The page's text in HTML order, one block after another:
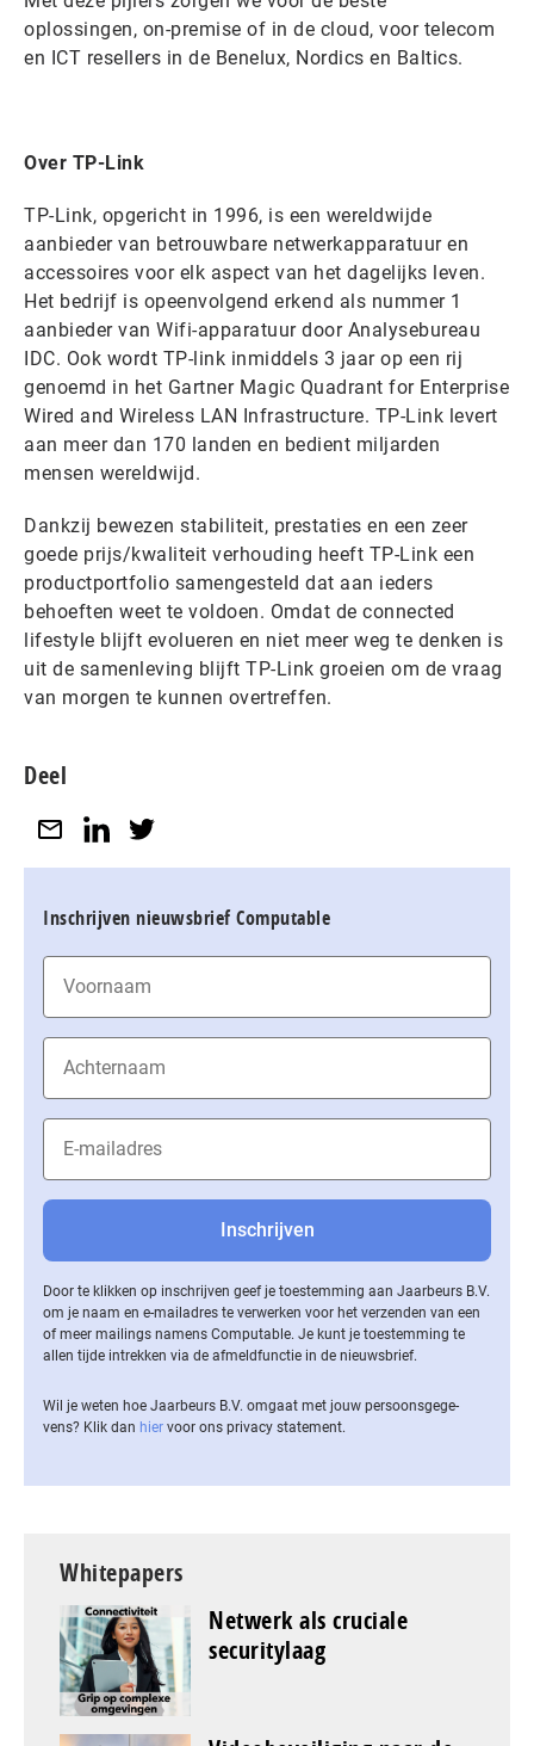
oplossingen, on-premise of in de cloud, voor telecom
en ICT resellers in de Benelux, Nordics en Baltics.
Over TP-Link
TP-Link, opgericht in 1996, is een wereldwijde
aanbieder van betrouwbare netwerkapparatuur en
accessoires voor elk aspect van het dagelijks leven.
Het bedrijf is opeenvolgend erkend als nummer 1
aanbieder van Wifi-apparatuur door Analysebureau
IDC. Ook wordt TP-link inmiddels 3 jaar op een rij
genoemd in het Gartner Magic Quadrant for Enterprise
Wired and Wireless LAN Infrastructure. TP-Link levert
aan meer dan 170 landen en bedient miljarden
mensen wereldwijd.
Dankzij bewezen stabiliteit, prestaties en een zeer
goede prijs/kwaliteit verhouding heeft TP-Link een
productportfolio samengesteld dat aan ieders
behoeften weet te voldoen. Omdat de connected
lifestyle blijft evolueren en niet meer weg te denken is
uit de samenleving blijft TP-Link groeien om de vraag
van morgen te kunnen overtreffen.
Deel
Inschrijven nieuwsbrief Computable
Door te klikken op inschrijven geef je toestemming aan Jaarbeurs B.V.
om je naam en e-mailadres te verwerken voor het verzenden van een
of meer mailings namens Computable. Je kunt je toestemming te
allen tijde intrekken via de af­meld­func­tie in de nieuwsbrief.
Wil je weten hoe Jaarbeurs B.V. omgaat met jouw per­soons­ge­ge­
vens? Klik dan hier voor ons privacy statement.
Whitepapers
Netwerk als cruciale
securitylaag